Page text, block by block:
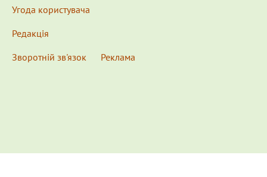
Угода користувача
Редакція
Зворотній зв'язок
Реклама